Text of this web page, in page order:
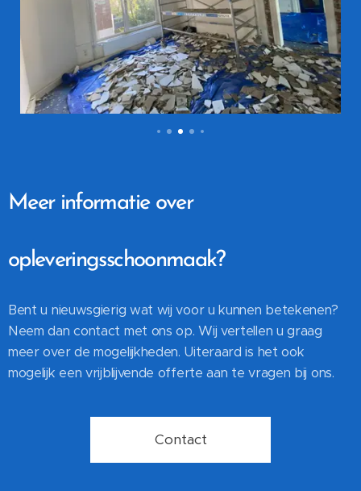
Meer informatie over
opleveringsschoonmaak?
Bent u nieuwsgierig wat wij voor u kunnen betekenen?
Neem dan contact met ons op. Wij vertellen u graag
meer over de mogelijkheden. Uiteraard is het ook
mogelijk een vrijblijvende offerte aan te vragen bij ons.
Contact